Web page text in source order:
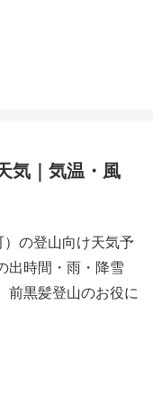
気｜気温・風
の登山向け天気予
出時間・雨・降雪
前黒髪登山のお役に